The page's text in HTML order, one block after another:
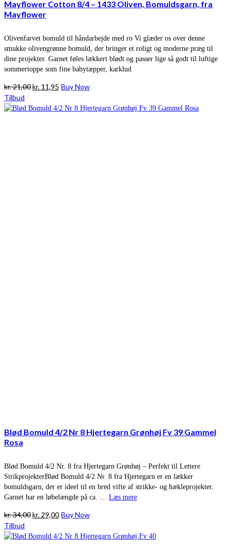
Mayflower Cotton 8/4 – 1433 Oliven, Bomuldsgarn, fra
Mayflower
Olivenfarvet bomuld til håndarbejde med ro Vi glæder os over denne
smukke olivengrønne bomuld, der bringer et roligt og moderne præg til
dine projekter. Garnet føles lækkert blødt og passer lige så godt til luftige
sommertoppe som fine babytæpper, karklud
kr.21,00Den
pris
kr. 11,95 Den
pris
Buy Now
Tilbud
Blød Bomuld 4/2 Nr 8 Hjertegarn Grønhøj Fv 39 Gammel
Rosa
Blød Bomuld 4/2 Nr. 8 fra Hjertegarn Grønhøj – Perfekt til Lettere
StrikprojekterBlød Bomuld 4/2 Nr. 8 fra Hjertegarn er en lækker
bomuldsgarn, der er ideel til en bred vifte af strikke- og hækleprojekter.
Garnet har en løbelængde på ca. … Læs mere
kr.34,00Den
pris
kr. 29,00Den
pris
Buy Now
Tilbud